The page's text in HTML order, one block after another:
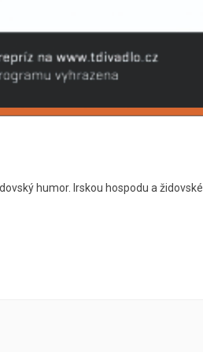
humor. Irskou hospodu a židovské